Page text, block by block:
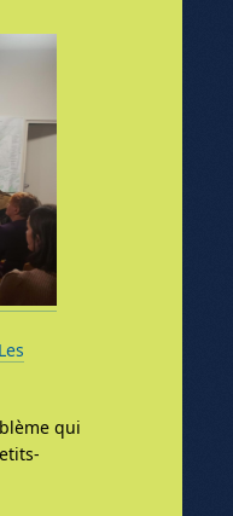
Les
qui